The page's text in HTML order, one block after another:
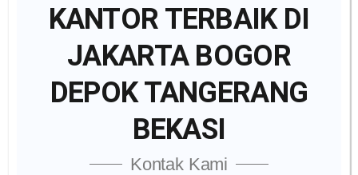
KANTOR TERBAIK DI
JAKARTA BOGOR
DEPOK TANGERANG
BEKASI
Kontak Kami